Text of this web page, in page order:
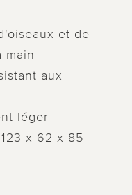
et de
main
aux
léger
x 62 x 85